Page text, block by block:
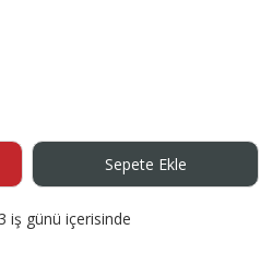
Sepete Ekle
3 iş günü içerisinde